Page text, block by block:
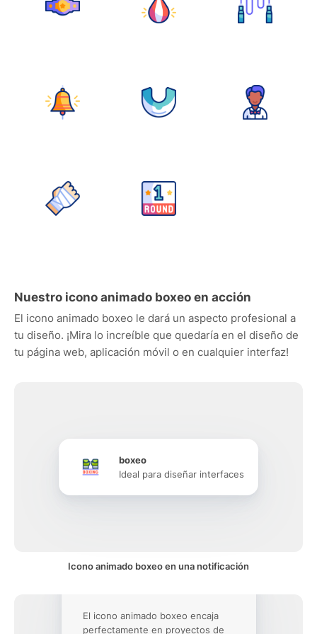
Nuestro icono animado boxeo en acción
El icono animado boxeo le dará un aspecto profesional a
tu diseño. ¡Mira lo increíble que quedaría en el diseño de
tu página web, aplicación móvil o en cualquier interfaz!
boxeo
Ideal para diseñar interfaces
Icono animado boxeo en una notificación
El icono animado boxeo encaja
perfectamente en proyectos de